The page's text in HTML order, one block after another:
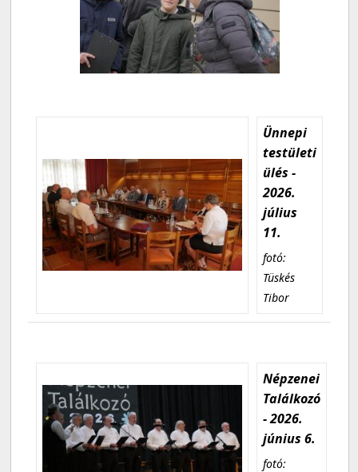
Ünnepi
testületi
ülés -
2026.
július
11.
fotó:
Tüskés
Tibor
Népzenei
Találkozó
- 2026.
június 6.
fotó: